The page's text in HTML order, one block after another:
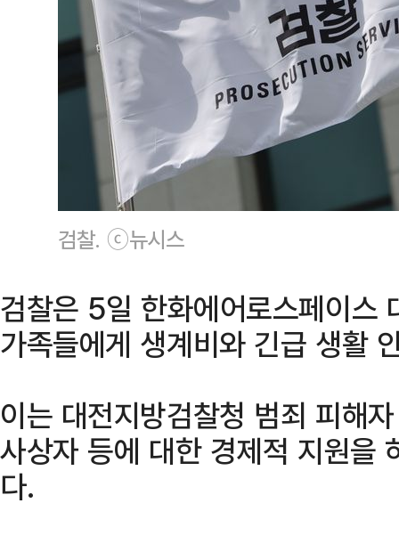
검찰. ⓒ뉴시스
검찰은 5일 한화에어로스페이스
가족들에게 생계비와 긴급 생활
이는 대전지방검찰청 범죄 피해
사상자 등에 대한 경제적 지원을
다.